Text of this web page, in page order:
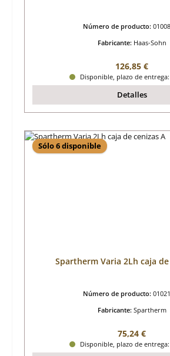
Número de producto:
Fabricante: Haas-Sohn
Precio normal:
126,85 €
Disponible, plazo de
Detalles
Sólo 6 disponible
Spartherm Varia 2Lh caja
Número de producto:
Fabricante: Spartherm
Precio normal:
75,24 €
Disponible, plazo de